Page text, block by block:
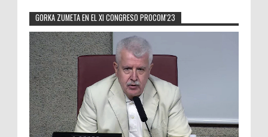
GORKA ZUMETA EN EL XI CONGRESO PROCOM'23